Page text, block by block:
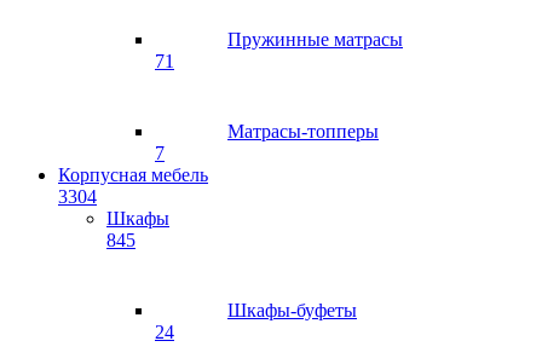
Пружинные матрасы
71
Матрасы-топперы
7
Корпусная мебель
3304
Шкафы
845
Шкафы-буфеты
24